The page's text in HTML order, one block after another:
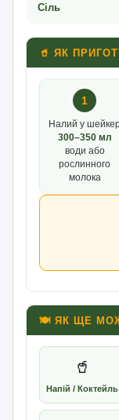
Сіль
🥤 ЯК
1
Налий у
300–350 мл
води або
рослинного
молока
🍽 ЯК ЩЕ
🥤
Напій / Коктейль